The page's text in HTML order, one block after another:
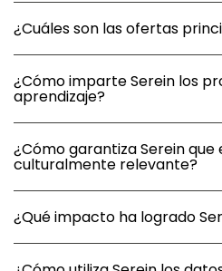
¿Cuáles son las ofertas
¿Cómo imparte Serein los
aprendizaje?
¿Cómo garantiza Serein que
culturalmente relevante?
¿Qué impacto ha logrado